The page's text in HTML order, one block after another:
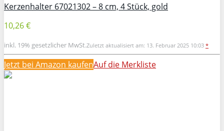
Kerzenhalter 67021302 – 8 cm, 4 Stück, gold
10,26 €
inkl. 19% gesetzlicher MwSt.Zuletzt aktualisiert am: 13. Februar 2025 10:03 *
Jetzt bei Amazon kaufenAuf die Merkliste